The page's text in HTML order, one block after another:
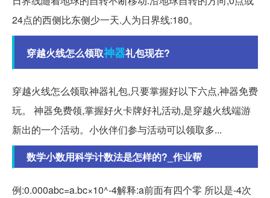
24点的西侧比东侧少一天.人为日界线:180。
穿越火线怎么领取神器礼包现在?
穿越火线怎么领取神器礼包,只要掌握好以下六点,神器免费
玩。 神器免费领,掌握好火卡牌好礼活动,是穿越火线端游
新出的一个活动。小伙伴们参与活动可以领取多...
数学小数用科学计数法是怎样的?_作业帮
例:0.000abc=a.bc×10^-4解释:a前面有四个零 所以是-4次